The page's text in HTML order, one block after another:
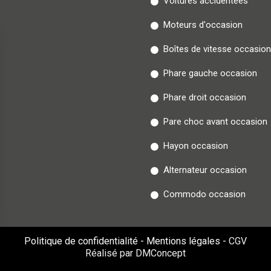
Moteurs d'occasion
Boîtes de vitesse occasion
Phare gauche occasion
Phare droit occasion
Pare choc avant occasion
Hayon occasion
Alternateur occasion
Commodo occasion
Politique de confidentialité - Mentions légales - CGV
Réalisé par DMConcept